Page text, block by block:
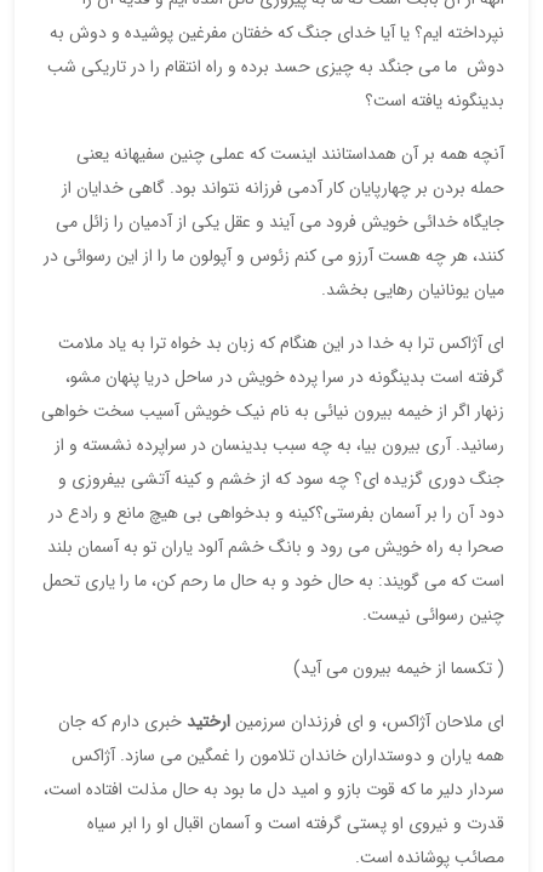
نپرداخته ایم؟ یا آیا خدای جنگ که خفتان مفرغین پوشیده و دوش به
دوش ما می جنگد به چیزی حسد برده و راه انتقام را در تاریکی شب
بدینگونه یافته است؟
آنچه همه بر آن همداستانند اینست که عملی چنین سفیهانه یعنی
حمله بردن بر چهارپایان کار آدمی فرزانه نتواند بود. گاهی خدایان از
جایگاه خدائی خویش فرود می آیند و عقل یکی از آدمیان را زائل می
کنند، هر چه هست آرزو می کنم زئوس و آپولون ما را از این رسوائی در
میان یونانیان رهایی بخشد.
ای آژاکس ترا به خدا در این هنگام که زبان بد خواه ترا به یاد ملامت
گرفته است بدینگونه در سرا پرده خویش در ساحل دریا پنهان مشو،
زنهار اگر از خیمه بیرون نیائی به نام نیک خویش آسیب سخت خواهی
رسانید. آری بیرون بیا، به چه سبب بدینسان در سراپرده نشسته و از
جنگ دوری گزیده ای؟ چه سود که از خشم و کینه آتشی بیفروزی و
دود آن را بر آسمان بفرستی؟کینه و بدخواهی بی هیچ مانع و رادع در
صحرا به راه خویش می رود و بانگ خشم آلود یاران تو به آسمان بلند
است که می گویند: به حال خود و به حال ما رحم کن، ما را یاری تحمل
چنین رسوائی نیست.
( تکسما از خیمه بیرون می آید)
ای ملاحان آژاکس، و ای فرزندان سرزمینارختید خبری دارم که جان
همه یاران و دوستداران خاندان تلامون را غمگین می سازد. آژاکس
سردار دلیر ما که قوت بازو و امید دل ما بود به حال مذلت افتاده است،
قدرت و نیروی او پستی گرفته است و آسمان اقبال او را ابر سیاه
مصائب پوشانده است.